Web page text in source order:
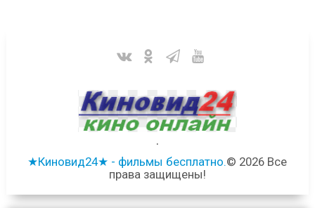
.
★Киновид24★ - фильмы бесплатно.© 2026 Все
права защищены!